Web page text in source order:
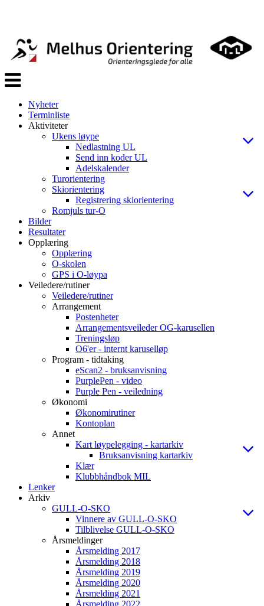
Veksle
navigasjon
Nyheter
Terminliste
Aktiviteter
Ukens løype
Nedlastning UL
Send inn koder UL
Adelskalender
Turorientering
Skiorientering
Registrering skiorientering
Romjuls tur-O
Bilder
Resultater
Opplæring
Opplæring
O-skolen
GPS i O-løypa
Veiledere/rutiner
Veiledere/rutiner
Arrangement
Postenheter
Arrangementsveileder OG-karusellen
Treningsløp
O6'er - internt karuselløp
Program - tidtaking
eScan2 - bruksanvisning
PurplePen - video
Purple Pen - veiledning
Økonomi
Økonomirutiner
Kontoplan
Annet
Kart løypelegging - kartarkiv
Bruksanvisning kartarkiv
Klær
Klubbhåndbok MIL
Lenker
Arkiv
GULL-O-SKO
Vinnere av GULL-O-SKO
Tilblivelse GULL-O-SKO
Årsmeldinger
Årsmelding 2017
Årsmelding 2018
Årsmelding 2019
Årsmelding 2020
Årsmelding 2021
Årsmelding 2022